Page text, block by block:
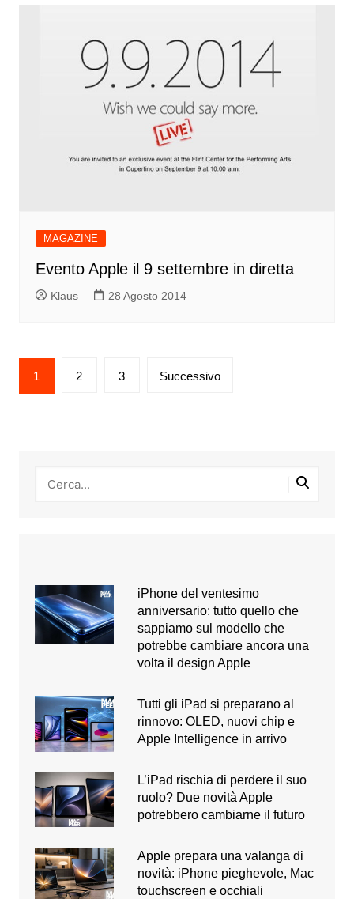
MAGAZINE
Evento Apple il 9 settembre in diretta
Klaus 28 Agosto 2014
Paginazione
degli
1 2 3 Successivo
iPhone del ventesimo
anniversario: tutto quello che
sappiamo sul modello che
potrebbe cambiare ancora una
volta il design Apple
Tutti gli iPad si preparano al
rinnovo: OLED, nuovi chip e
Apple Intelligence in arrivo
L’iPad rischia di perdere il suo
ruolo? Due novità Apple
potrebbero cambiarne il futuro
Apple prepara una valanga di
novità: iPhone pieghevole, Mac
touchscreen e occhiali